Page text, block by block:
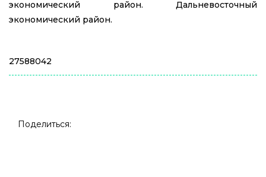
экономический район. Дальневосточный
экономический район.
27588042
Поделиться: